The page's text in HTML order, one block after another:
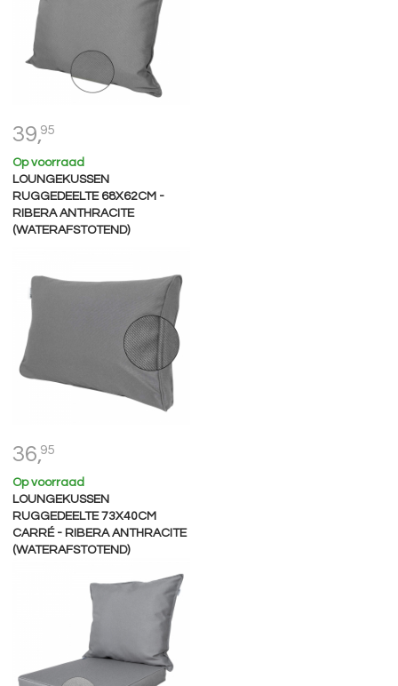
39,95
Op voorraad
LOUNGEKUSSEN
RUGGEDEELTE 68X62CM -
RIBERA ANTHRACITE
(WATERAFSTOTEND)
36,95
Op voorraad
LOUNGEKUSSEN
RUGGEDEELTE 73X40CM
CARRÉ - RIBERA ANTHRACITE
(WATERAFSTOTEND)